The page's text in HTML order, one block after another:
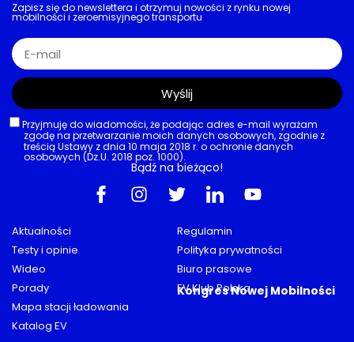
Aktualności
Testy i opinie
Wideo
Porady
Mapa stacji ładowania
Katalog EV
Regulamin
Polityka prywatności
Biuro prasowe
EV Klub Polska
Kongres Nowej Mobilności
Zapisz się do newslettera i otrzymuj nowości z rynku nowej
mobilności i zeroemisyjnego transportu
Przyjmuję do wiadomości, że podając adres e-mail wyrażam
zgodę na przetwarzanie moich danych osobowych, zgodnie z
treścią Ustawy z dnia 10 maja 2018 r. o ochronie danych
osobowych (Dz.U. 2018 poz. 1000).
Wyślij
Bądź na bieżąco!